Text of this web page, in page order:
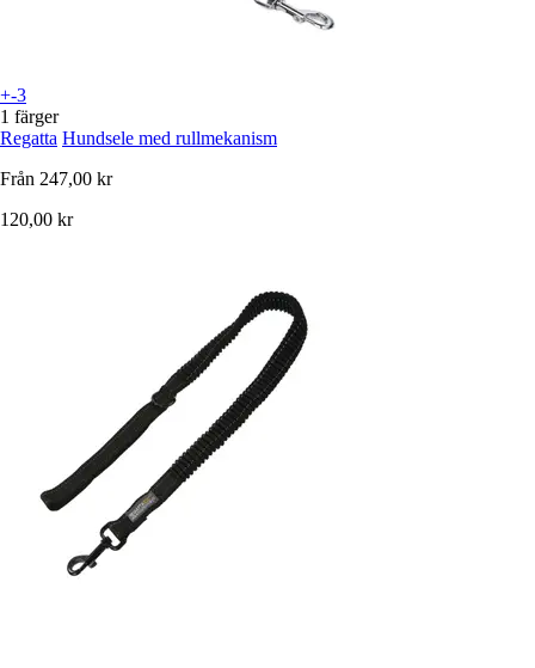
+-3
1 färger
Regatta Hundsele med rullmekanism
Från 247,00 kr
120,00 kr